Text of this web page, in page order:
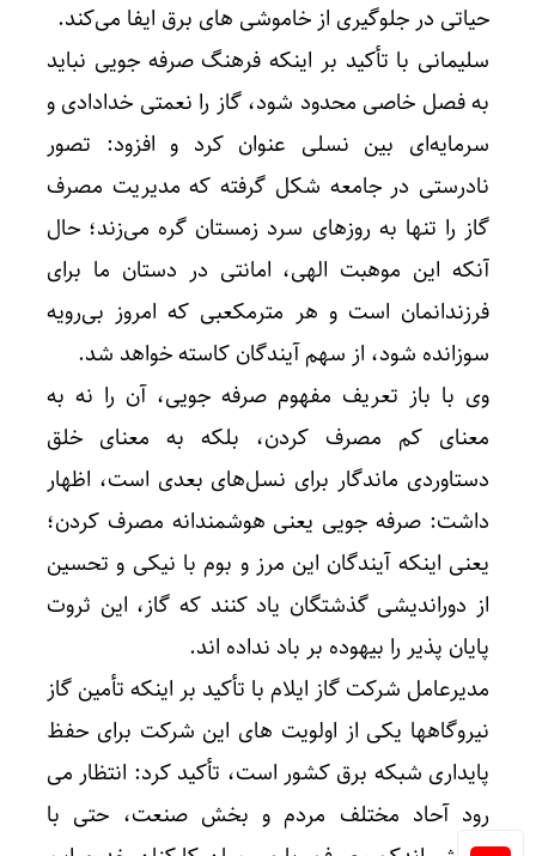
حیاتی در جلوگیری از خاموشی‌ های برق ایفا می‌کند.
سلیمانی با تأکید بر اینکه فرهنگ صرفه‌ جویی نباید
به فصل خاصی محدود شود، گاز را نعمتی خدادادی و
سرمایه‌ای بین‌ نسلی عنوان کرد و افزود: تصور
نادرستی در جامعه شکل گرفته که مدیریت مصرف
گاز را تنها به روزهای سرد زمستان گره می‌زند؛ حال
آنکه این موهبت الهی، امانتی در دستان ما برای
فرزندانمان است و هر مترمکعبی که امروز بی‌رویه
سوزانده شود، از سهم آیندگان کاسته خواهد شد.
وی با باز تعریف مفهوم صرفه‌ جویی، آن را نه به‌
معنای کم‌ مصرف کردن، بلکه به‌ معنای خلق
دستاوردی ماندگار برای نسل‌های بعدی است، اظهار
داشت: صرفه‌ جویی یعنی هوشمندانه مصرف کردن؛
یعنی اینکه آیندگان این مرز و بوم با نیکی و تحسین
از دوراندیشی گذشتگان یاد کنند که گاز، این ثروت
پایان‌ پذیر را بیهوده بر باد نداده اند.
مدیرعامل شرکت گاز ایلام با تأکید بر اینکه تأمین گاز
نیروگاهها یکی از اولویت های این شرکت برای حفظ
پایداری شبکه برق کشور است، تأکید کرد: انتظار می
رود آحاد مختلف مردم و بخش صنعت، حتی با